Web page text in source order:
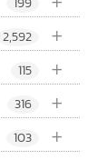
+
2,592
+
115
+
316
+
103